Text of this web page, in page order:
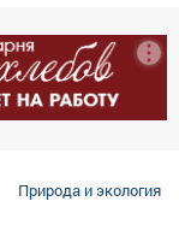
в такие дни
пить больше
особенно
Природа и экология